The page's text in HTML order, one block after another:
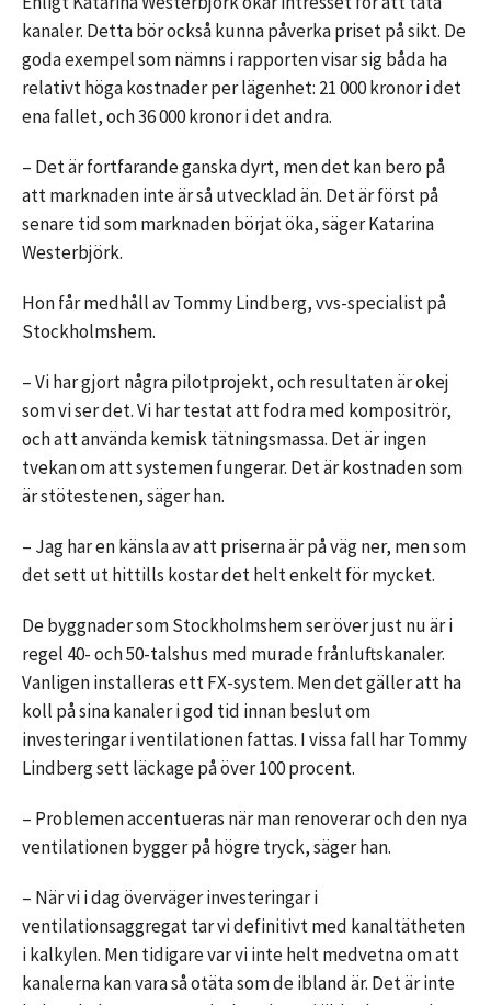
kanaler. Detta bör också kunna påverka priset på sikt. De
goda exempel som nämns i rapporten visar sig båda ha
relativt höga kostnader per lägenhet: 21 000 kronor i det
ena fallet, och 36 000 kronor i det andra.
– Det är fortfarande ganska dyrt, men det kan bero på
att marknaden inte är så utvecklad än. Det är först på
senare tid som marknaden börjat öka, säger Katarina
Westerbjörk.
Hon får medhåll av Tommy Lindberg, vvs-specialist på
Stockholmshem.
– Vi har gjort några pilotprojekt, och resultaten är okej
som vi ser det. Vi har testat att fodra med kompositrör,
och att använda kemisk tätningsmassa. Det är ingen
tvekan om att systemen fungerar. Det är kostnaden som
är stötestenen, säger han.
– Jag har en känsla av att priserna är på väg ner, men som
det sett ut hittills kostar det helt enkelt för mycket.
De byggnader som Stockholmshem ser över just nu är i
regel 40- och 50-talshus med murade frånluftskanaler.
Vanligen installeras ett FX-system. Men det gäller att ha
koll på sina kanaler i god tid innan beslut om
investeringar i ventilationen fattas. I vissa fall har Tommy
Lindberg sett läckage på över 100 procent.
– Problemen accentueras när man renoverar och den nya
ventilationen bygger på högre tryck, säger han.
– När vi i dag överväger investeringar i
ventilationsaggregat tar vi definitivt med kanaltätheten
i kalkylen. Men tidigare var vi inte helt medvetna om att
kanalerna kan vara så otäta som de ibland är. Det är inte